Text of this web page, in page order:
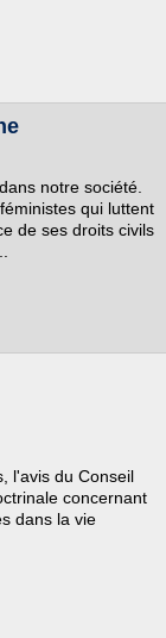
notre société.
qui luttent
de ses droits civils
l'avis du Conseil
concernant
dans la vie